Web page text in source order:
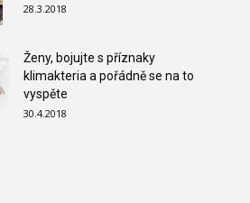
28.3.2018
Ženy, bojujte s příznaky
klimakteria a pořádně se na to
vyspěte
30.4.2018